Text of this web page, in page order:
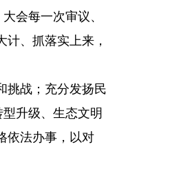
会每一次审议、
、抓落实上来，
挑战；充分发扬民
升级、生态文明
依法办事，以对